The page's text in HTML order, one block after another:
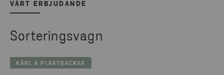
VÅRT ERBJUDANDE
Sorteringsvagn
KÄRL & PLASTBACKAR